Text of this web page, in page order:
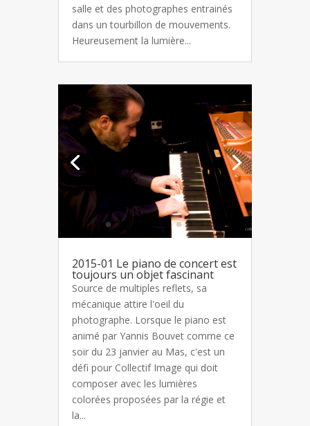
salle et des photographes entrainés
dans un tourbillon de mouvements.
Heureusement la lumière...
2015-01 Le piano de concert est
toujours un objet fascinant
Source de multiples reflets, sa
mécanique attire l'oeil du
photographe. Lorsque le piano est
animé par Yannis Bouvet comme ce
soir du 23 janvier au Mas, c'est un
défi pour Collectif Image qui doit
composer avec les lumières
colorées proposées par la régie et
la...